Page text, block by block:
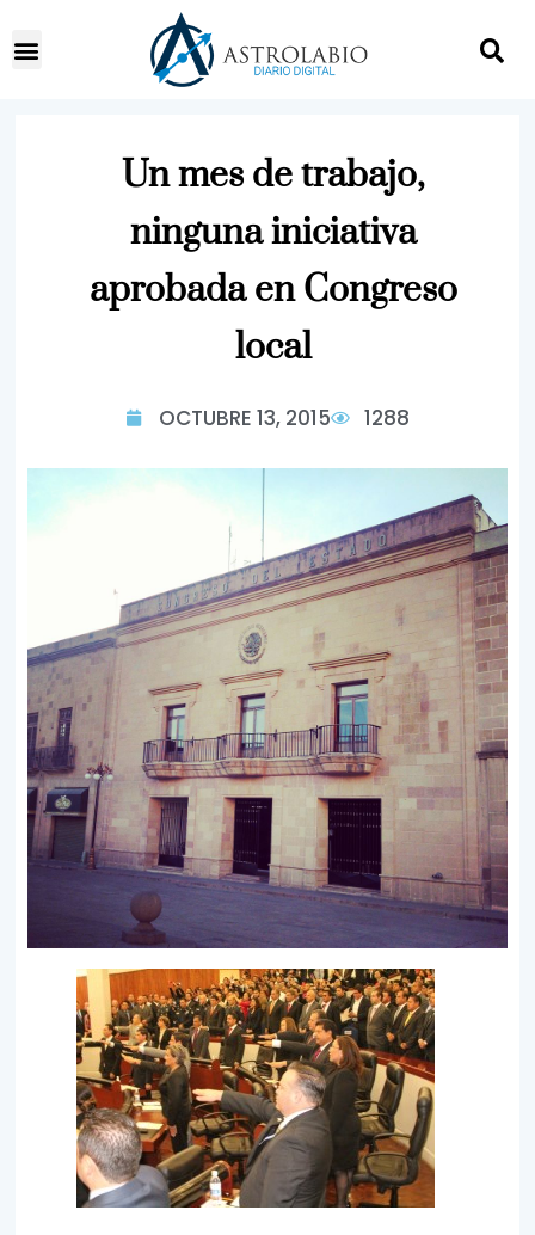
Un mes de trabajo,
ninguna iniciativa
aprobada en Congreso
local
OCTUBRE 13, 2015 1288